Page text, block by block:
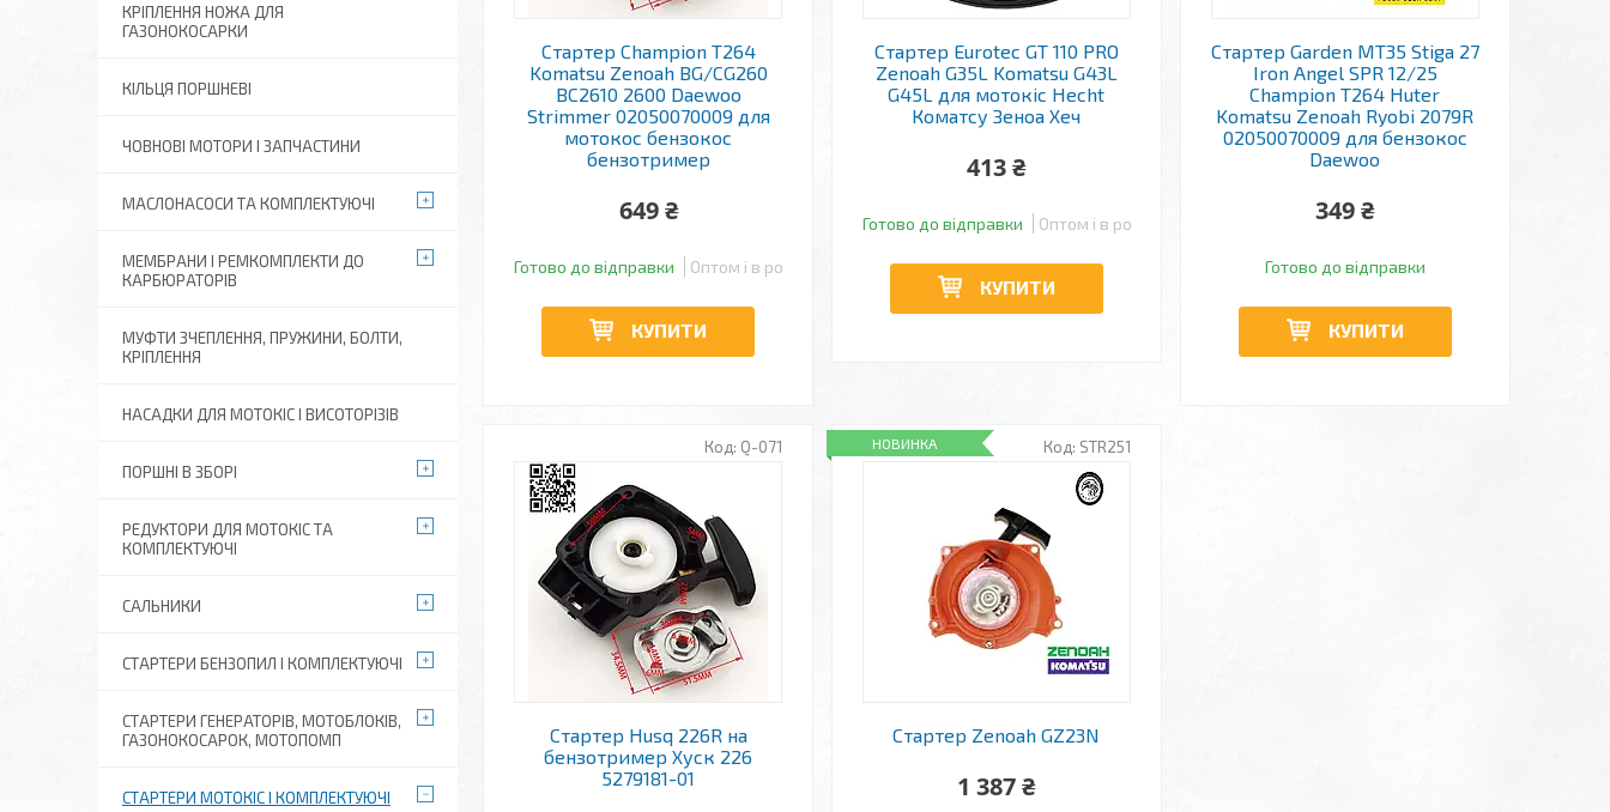
Стартер Champion T264
Komatsu Zenoah BG/CG260
BC2610 2600 Daewoo
Strimmer 02050070009 для
мотокос бензокос
бензотример
649 ₴
Готово до відправки Оптом і в роздріб
КУПИТИ
Стартер Eurotec GT 110 PRO
Zenoah G35L Komatsu G43L
G45L для мотокіс Hecht
Коматсу Зеноа Хеч
413 ₴
Готово до відправки Оптом і в роздріб
КУПИТИ
Стартер Garden MT35 Stiga 27
Iron Angel SPR 12/25
Champion T264 Huter
Komatsu Zenoah Ryobi 2079R
02050070009 для бензокос
Daewoo
349 ₴
Готово до відправки
КУПИТИ
Q-071
Стартер Husq 226R на
бензотример Хуск 226
5279181-01
STR251
НОВИНКА
Стартер Zenoah GZ23N
1 387 ₴
КРІПЛЕННЯ НОЖА ДЛЯ
ГАЗОНОКОСАРКИ
КІЛЬЦЯ ПОРШНЕВІ
ЧОВНОВІ МОТОРИ І ЗАПЧАСТИНИ
МАСЛОНАСОСИ ТА КОМПЛЕКТУЮЧІ
МЕМБРАНИ І РЕМКОМПЛЕКТИ ДО
КАРБЮРАТОРІВ
МУФТИ ЗЧЕПЛЕННЯ, ПРУЖИНИ, БОЛТИ,
КРІПЛЕННЯ
НАСАДКИ ДЛЯ МОТОКІС І ВИСОТОРІЗІВ
ПОРШНІ В ЗБОРІ
РЕДУКТОРИ ДЛЯ МОТОКІС ТА
КОМПЛЕКТУЮЧІ
САЛЬНИКИ
СТАРТЕРИ БЕНЗОПИЛ І КОМПЛЕКТУЮЧІ
СТАРТЕРИ ГЕНЕРАТОРІВ, МОТОБЛОКІВ,
ГАЗОНОКОСАРОК, МОТОПОМП
СТАРТЕРИ МОТОКІС І КОМПЛЕКТУЮЧІ